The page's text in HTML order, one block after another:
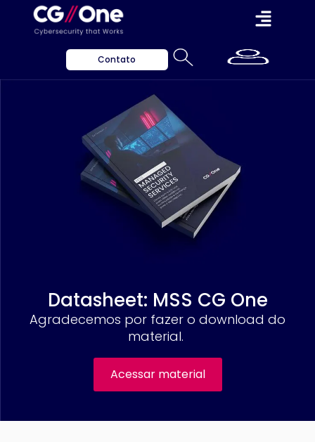
Contato
Datasheet: MSS CG One
Agradecemos por fazer o download do
material.
Acessar material